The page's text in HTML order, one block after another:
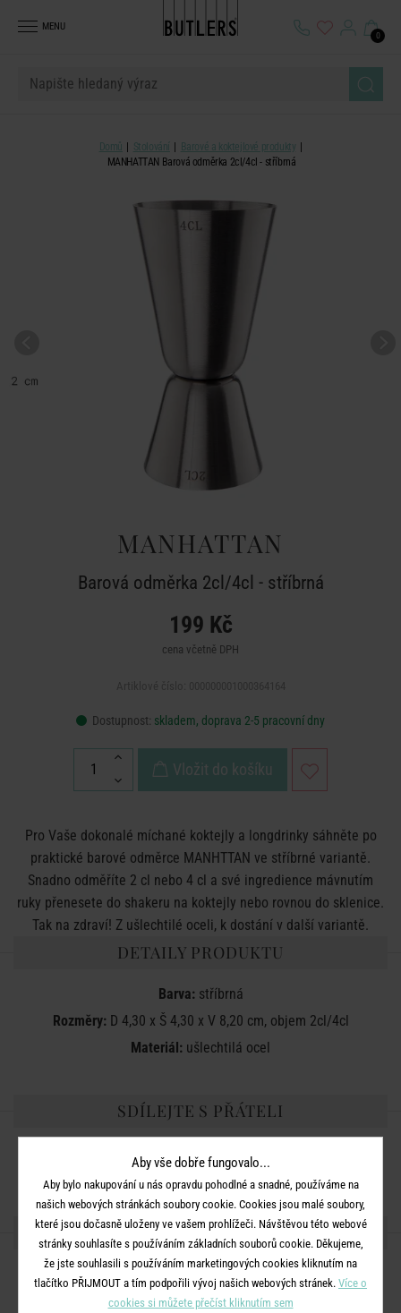
MENU
0
Domů Stolování
Barové a koktejlové produkty
MANHATTAN Barová odměrka 2cl/4cl - stříbrná
MANHATTAN
Barová odměrka 2cl/4cl - stříbrná
199 Kč
cena včetně DPH
Dostupnost: skladem, doprava 2-5 pracovní dny
Vložit do košíku
Pro Vaše dokonalé míchané koktejly a longdrinky sáhněte po
praktické barové odměrce MANHTTAN ve stříbrné variantě.
Snadno odměříte 2 cl nebo 4 cl a své ingredience mávnutím
ruky přenesete do shakeru na koktejly nebo rovnou do sklenice.
Tak na zdraví! Z ušlechtilé oceli, k dostání v další variantě.
DETAILY PRODUKTU
Barva:stříbrná
Rozměry:D 4,30 x Š 4,30 x V 8,20 cm, objem 2cl/4cl
Materiál: ušlechtilá ocel
SDÍLEJTE S PŘÁTELI
DALŠÍ PRODUKTY ZE SÉRIE
Aby vše dobře fungovalo...
Aby bylo nakupování u nás opravdu pohodlné a snadné, používáme na
našich webových stránkách soubory cookie. Cookies jsou malé soubory,
které jsou dočasně uloženy ve vašem prohlížeči. Návštěvou této webové
stránky souhlasíte s používáním základních souborů cookie. Děkujeme,
že jste souhlasili s používáním marketingových cookies kliknutím na
tlačítko PŘIJMOUT a tím podpořili vývoj našich webových stránek. Více o
cookies si můžete přečíst kliknutím sem